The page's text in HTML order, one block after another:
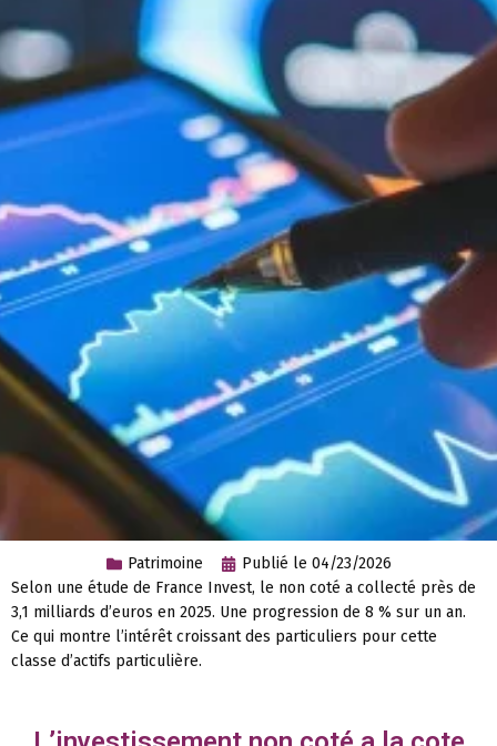
Patrimoine Publié le 04/23/2026
Selon une étude de France Invest, le non coté a collecté près de
3,1 milliards d’euros en 2025. Une progression de 8 % sur un an.
Ce qui montre l’intérêt croissant des particuliers pour cette
classe d’actifs particulière.